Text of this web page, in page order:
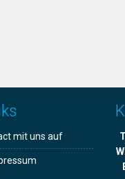
mit uns auf